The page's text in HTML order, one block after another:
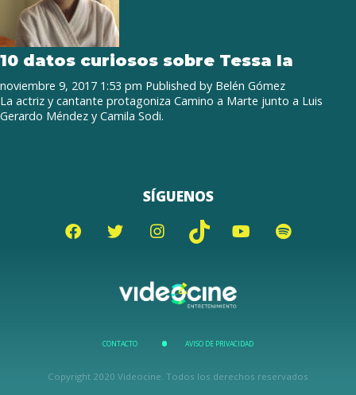
10 datos curiosos sobre Tessa Ia
noviembre 9, 2017 1:53 pm Published by Belén Gómez
La actriz y cantante protagoniza Camino a Marte junto a Luis
Gerardo Méndez y Camila Sodi.
SÍGUENOS
CONTACTO AVISO DE PRIVACIDAD
Copyright 2020 Videocine. Todos los derechos reservados